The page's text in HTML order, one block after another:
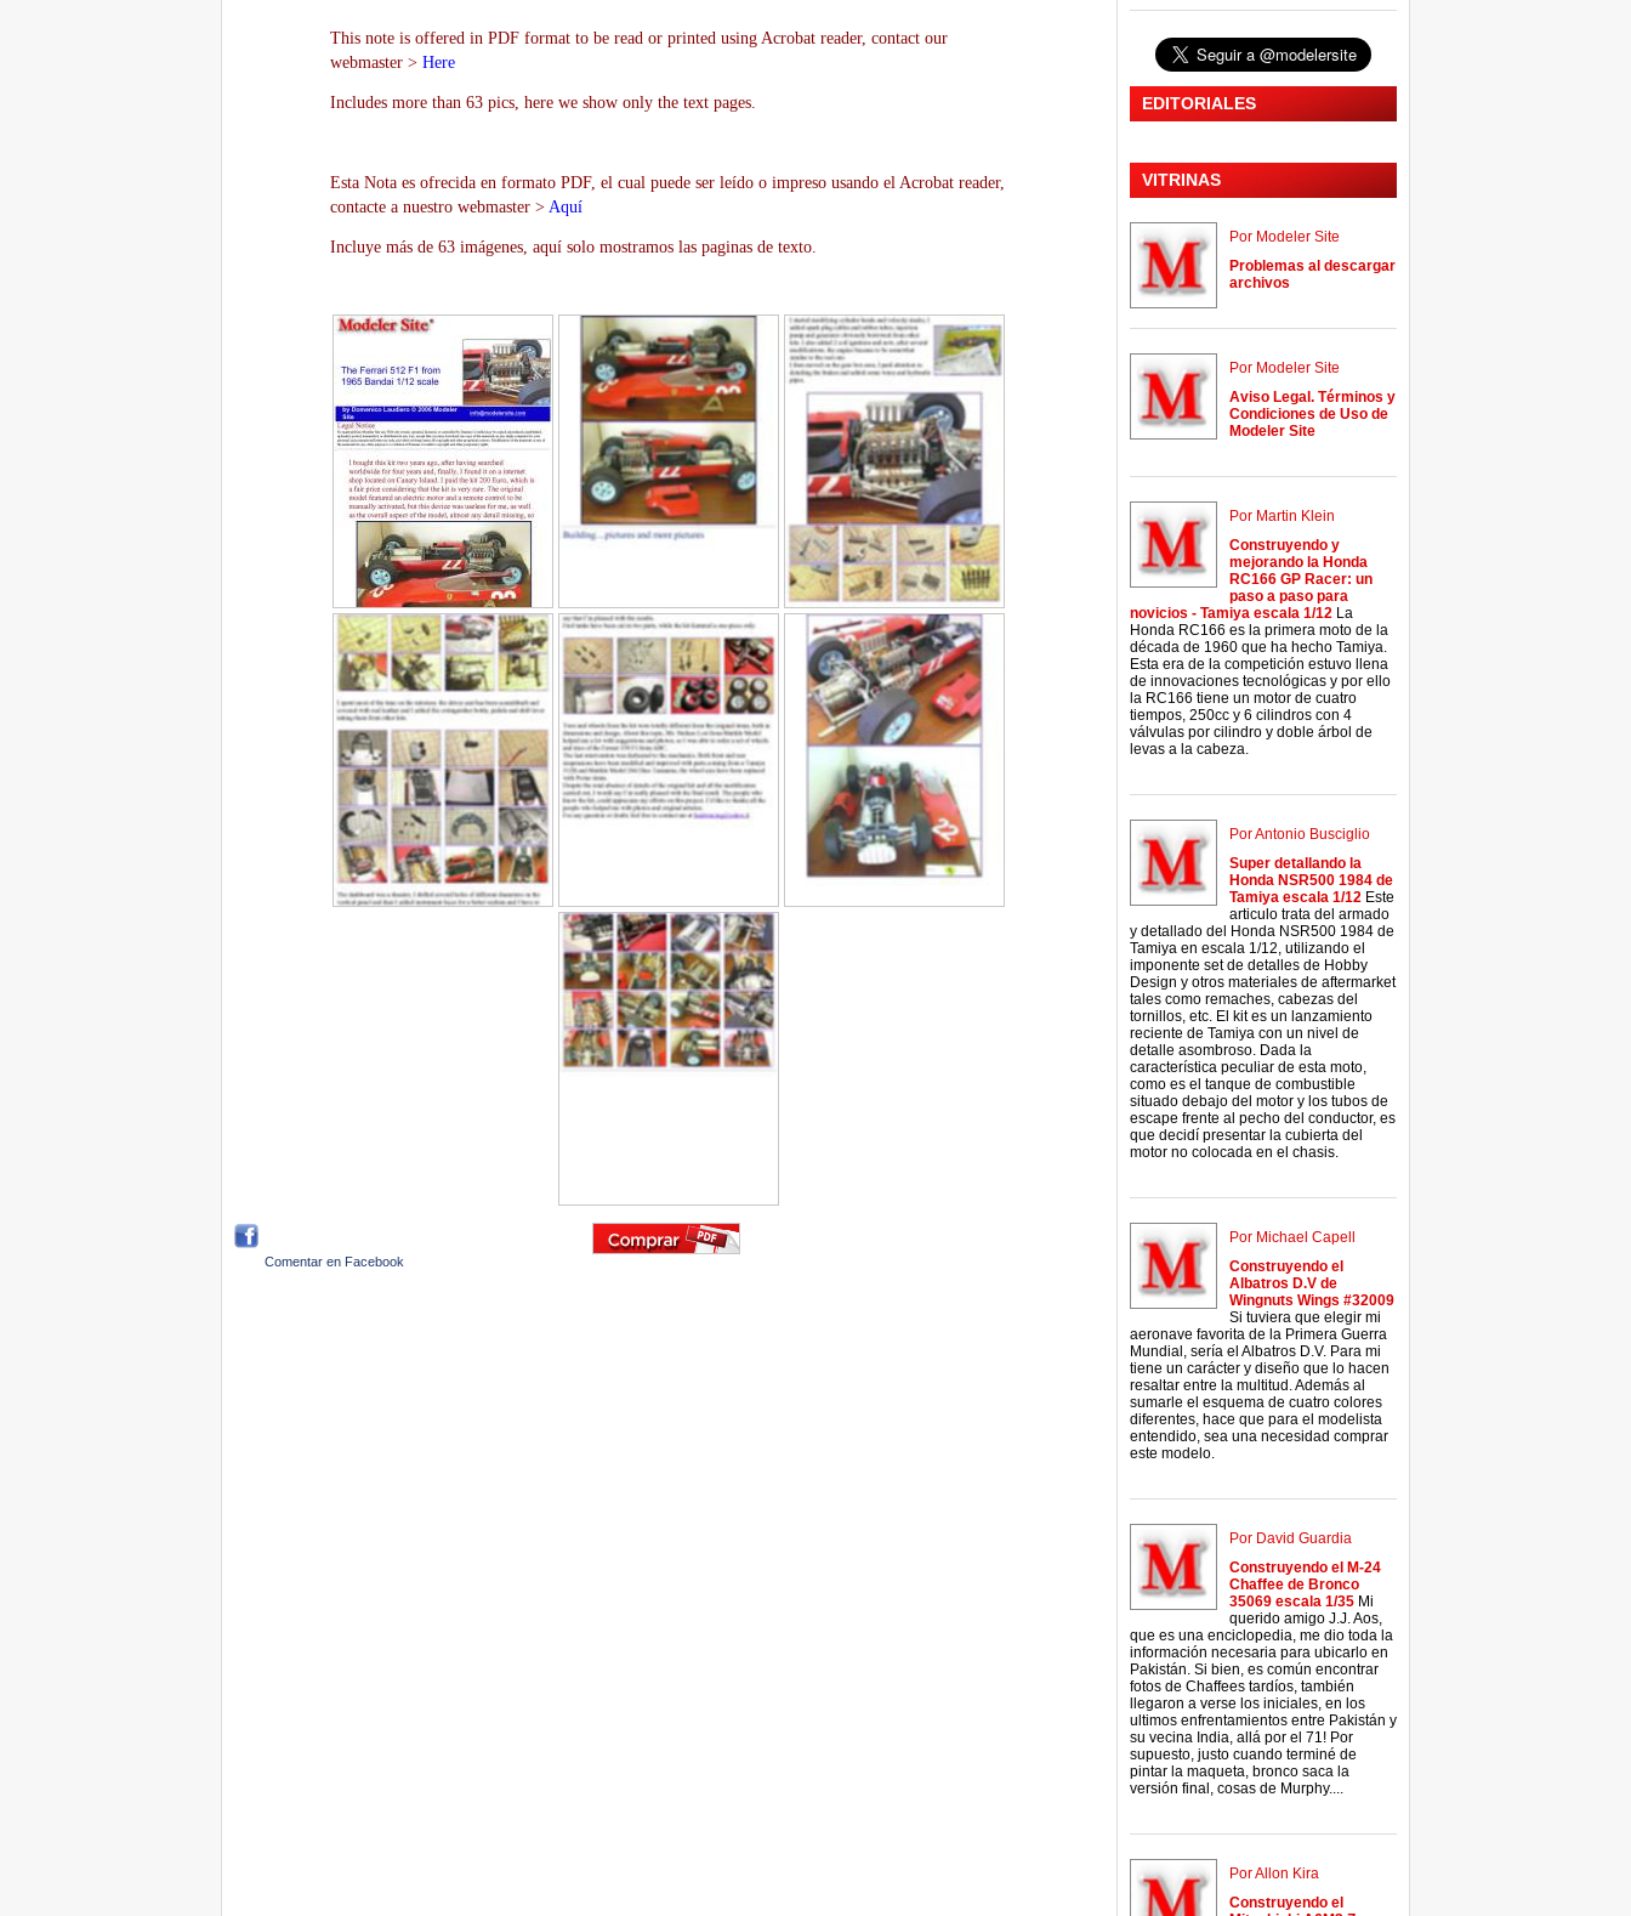
This note is offered in PDF format to be read or printed using Acrobat reader, contact our
webmaster > Here
Includes more than 63 pics, here we show only the text pages.
Esta Nota es ofrecida en formato PDF, el cual puede ser leído o impreso usando el Acrobat reader,
contacte a nuestro webmaster > Aquí
Incluye más de 63 imágenes, aquí solo mostramos las paginas de texto.
Comentar en Facebook
EDITORIALES
VITRINAS
Por Modeler Site
Problemas al descargar
archivos
Por Modeler Site
Aviso Legal. Términos y
Condiciones de Uso de
Modeler Site
Por Martin Klein
Construyendo y
mejorando la Honda
RC166 GP Racer: un
paso a paso para
novicios - Tamiya escala 1/12 La
Honda RC166 es la primera moto de la
década de 1960 que ha hecho Tamiya.
Esta era de la competición estuvo llena
de innovaciones tecnológicas y por ello
la RC166 tiene un motor de cuatro
tiempos, 250cc y 6 cilindros con 4
válvulas por cilindro y doble árbol de
levas a la cabeza.
Por Antonio Busciglio
Super detallando la
Honda NSR500 1984 de
Tamiya escala 1/12 Este
articulo trata del armado
y detallado del Honda NSR500 1984 de
Tamiya en escala 1/12, utilizando el
imponente set de detalles de Hobby
Design y otros materiales de aftermarket
tales como remaches, cabezas del
tornillos, etc. El kit es un lanzamiento
reciente de Tamiya con un nivel de
detalle asombroso. Dada la
característica peculiar de esta moto,
como es el tanque de combustible
situado debajo del motor y los tubos de
escape frente al pecho del conductor, es
que decidí presentar la cubierta del
motor no colocada en el chasis.
Por Michael Capell
Construyendo el
Albatros D.V de
Wingnuts Wings #32009
Si tuviera que elegir mi
aeronave favorita de la Primera Guerra
Mundial, sería el Albatros D.V. Para mi
tiene un carácter y diseño que lo hacen
resaltar entre la multitud. Además al
sumarle el esquema de cuatro colores
diferentes, hace que para el modelista
entendido, sea una necesidad comprar
este modelo.
Por David Guardia
Construyendo el M-24
Chaffee de Bronco
35069 escala 1/35 Mi
querido amigo J.J. Aos,
que es una enciclopedia, me dio toda la
información necesaria para ubicarlo en
Pakistán. Si bien, es común encontrar
fotos de Chaffees tardíos, también
llegaron a verse los iniciales, en los
ultimos enfrentamientos entre Pakistán y
su vecina India, allá por el 71! Por
supuesto, justo cuando terminé de
pintar la maqueta, bronco saca la
versión final, cosas de Murphy....
Por Allon Kira
Construyendo el